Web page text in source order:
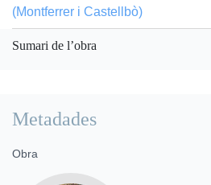
(Montferrer i Castellbò)
Sumari de l’obra
Metadades
Obra